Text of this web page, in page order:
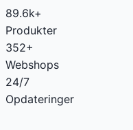
89.6k+
Produkter
352+
Webshops
24/7
Opdateringer